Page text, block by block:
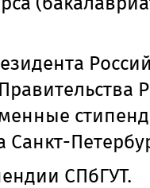
Санкт-
СПбГУТ.